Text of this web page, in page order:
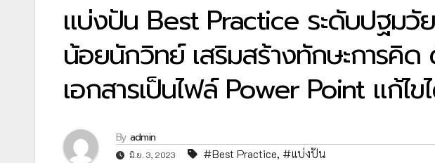
แบ่งปัน Best Practice ระดับปฐมวั
น้อยนักวิทย์ เสริมสร้างทักษะการคิ
เอกสารเป็นไฟล์ Power Point แก้ไข
By admin
มิ.ย. 3, 2023 #Best Practice, #แบ่งปัน